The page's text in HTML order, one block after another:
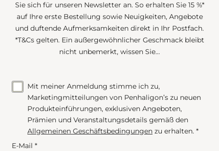
Sie sich für unseren Newsletter an. So erhalten Sie 15 %*
auf Ihre erste Bestellung sowie Neuigkeiten, Angebote
und duftende Aufmerksamkeiten direkt in Ihr Postfach.
*T&Cs gelten. Ein außergewöhnlicher Geschmack bleibt
nicht unbemerkt, wissen Sie…
Mit meiner Anmeldung stimme ich zu,
Marketingmitteilungen von Penhaligon’s zu neuen
Produkteinführungen, exklusiven Angeboten,
Prämien und Veranstaltungsdetails gemäß den
Allgemeinen Geschäftsbedingungen zu erhalten. *
E-Mail *